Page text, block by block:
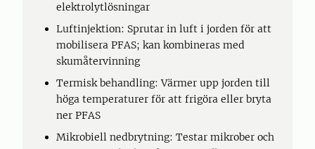
elektrolytlösningar
Luftinjektion: Sprutar in luft i jorden för att
mobilisera PFAS; kan kombineras med
skumåtervinning
Termisk behandling: Värmer upp jorden till
höga temperaturer för att frigöra eller bryta
ner PFAS
Mikrobiell nedbrytning: Testar mikrober och